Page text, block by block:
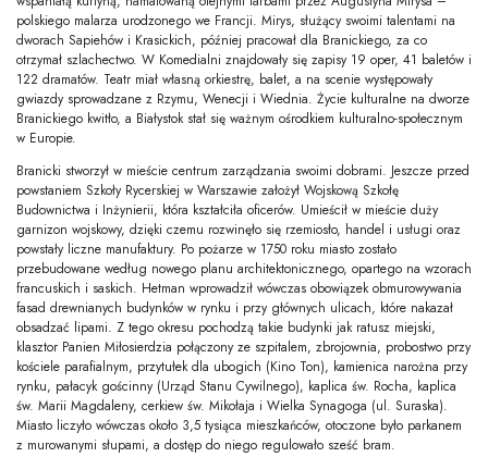
polskiego malarza urodzonego we Francji. Mirys, służący swoimi talentami na
dworach Sapiehów i Krasickich, później pracował dla Branickiego, za co
otrzymał szlachectwo. W Komedialni znajdowały się zapisy 19 oper, 41 baletów i
122 dramatów. Teatr miał własną orkiestrę, balet, a na scenie występowały
gwiazdy sprowadzane z Rzymu, Wenecji i Wiednia. Życie kulturalne na dworze
Branickiego kwitło, a Białystok stał się ważnym ośrodkiem kulturalno-społecznym
w Europie.
Branicki stworzył w mieście centrum zarządzania swoimi dobrami. Jeszcze przed
powstaniem Szkoły Rycerskiej w Warszawie założył Wojskową Szkołę
Budownictwa i Inżynierii, która kształciła oficerów. Umieścił w mieście duży
garnizon wojskowy, dzięki czemu rozwinęło się rzemiosło, handel i usługi oraz
powstały liczne manufaktury. Po pożarze w 1750 roku miasto zostało
przebudowane według nowego planu architektonicznego, opartego na wzorach
francuskich i saskich. Hetman wprowadził wówczas obowiązek obmurowywania
fasad drewnianych budynków w rynku i przy głównych ulicach, które nakazał
obsadzać lipami. Z tego okresu pochodzą takie budynki jak ratusz miejski,
klasztor Panien Miłosierdzia połączony ze szpitalem, zbrojownia, probostwo przy
kościele parafialnym, przytułek dla ubogich (Kino Ton), kamienica narożna przy
rynku, pałacyk gościnny (Urząd Stanu Cywilnego), kaplica św. Rocha, kaplica
św. Marii Magdaleny, cerkiew św. Mikołaja i Wielka Synagoga (ul. Suraska).
Miasto liczyło wówczas około 3,5 tysiąca mieszkańców, otoczone było parkanem
z murowanymi słupami, a dostęp do niego regulowało sześć bram.